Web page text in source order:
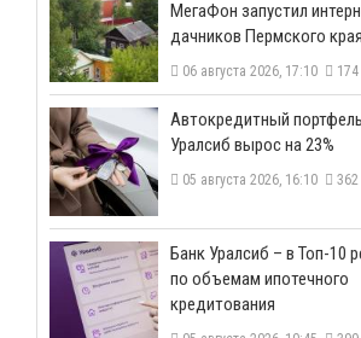
МегаФон запустил
дачников Пермского края
06 августа 2026, 17:10 174
​Автокредитный
Уралсиб вырос на 23%
05 августа 2026, 16:10 362
​Банк Уралсиб – в Топ-10
по объемам ипотечного
кредитования